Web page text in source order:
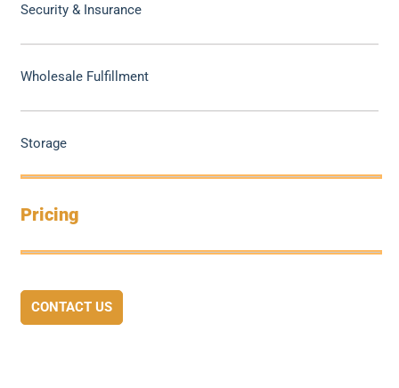
Security & Insurance
Wholesale Fulfillment
Storage
Pricing
CONTACT US